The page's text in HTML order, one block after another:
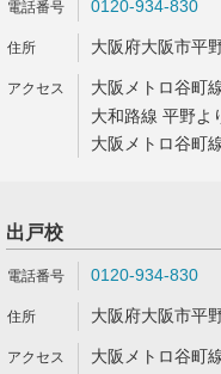
0120-934-830
大阪府大阪市平
大阪メトロ谷町
大和路線 平野よ
大阪メトロ谷町
出戸校
0120-934-830
大阪府大阪市平
大阪メトロ谷町